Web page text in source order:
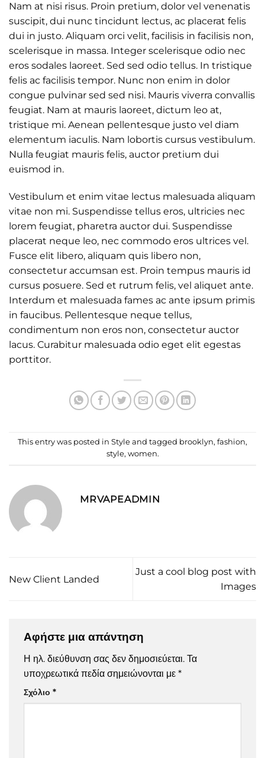
Nam at nisi risus. Proin pretium, dolor vel venenatis
suscipit, dui nunc tincidunt lectus, ac placerat felis
dui in justo. Aliquam orci velit, facilisis in facilisis non,
scelerisque in massa. Integer scelerisque odio nec
eros sodales laoreet. Sed sed odio tellus. In tristique
felis ac facilisis tempor. Nunc non enim in dolor
congue pulvinar sed sed nisi. Mauris viverra convallis
feugiat. Nam at mauris laoreet, dictum leo at,
tristique mi. Aenean pellentesque justo vel diam
elementum iaculis. Nam lobortis cursus vestibulum.
Nulla feugiat mauris felis, auctor pretium dui
euismod in.
Vestibulum et enim vitae lectus malesuada aliquam
vitae non mi. Suspendisse tellus eros, ultricies nec
lorem feugiat, pharetra auctor dui. Suspendisse
placerat neque leo, nec commodo eros ultrices vel.
Fusce elit libero, aliquam quis libero non,
consectetur accumsan est. Proin tempus mauris id
cursus posuere. Sed et rutrum felis, vel aliquet ante.
Interdum et malesuada fames ac ante ipsum primis
in faucibus. Pellentesque neque tellus,
condimentum non eros non, consectetur auctor
lacus. Curabitur malesuada odio eget elit egestas
porttitor.
This entry was posted in Style and tagged brooklyn, fashion,
style, women.
MRVAPEADMIN
New Client Landed
Just a cool blog post with
Images
Αφήστε μια απάντηση
Η ηλ. διεύθυνση σας δεν δημοσιεύεται. Τα
υποχρεωτικά πεδία σημειώνονται με *
Σχόλιο *